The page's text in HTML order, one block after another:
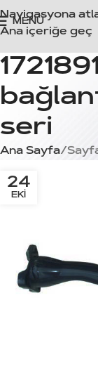
Navigasyona
Ana içeriğe geç
MENÜ
seri
Ana Sayfa
24
EKI